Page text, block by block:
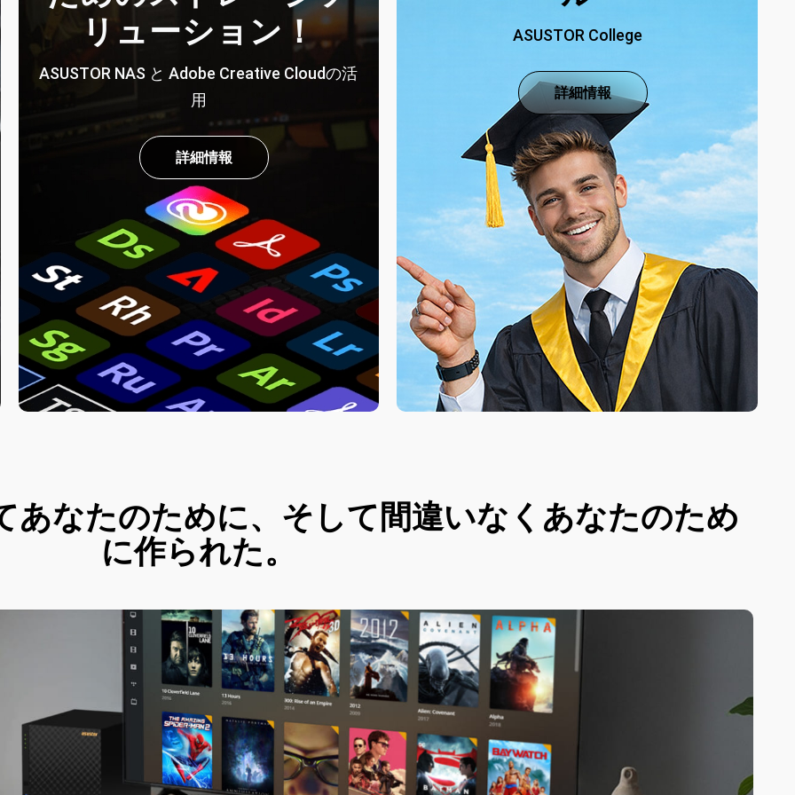
リューション！
ASUSTOR NAS と Adobe Creative Cloudの活
用
詳細情報
ASUSTOR College
詳細情報
あなたのために、そして間違いなくあなたのため
に作られた。